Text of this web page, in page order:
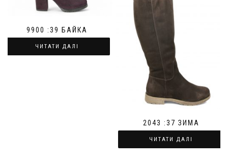
9900 :39 БАЙКА
ЧИТАТИ ДАЛІ
2043 :37 ЗИМА
ЧИТАТИ ДАЛІ